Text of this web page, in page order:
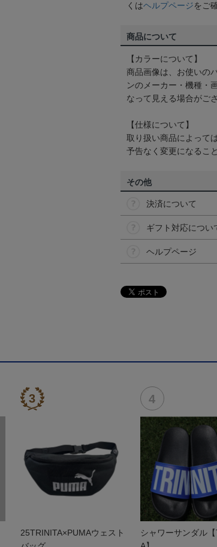
くはヘルプページをご
商品について
【カラーについて】
商品画像は、お使いの
ンのメーカー・機種・
なって見える場合がご
【仕様について】
取り扱い商品によって
予告なく変更になるこ
その他
決済について
ギフト対応につい
ヘルプページ
25TRINITA×PUMAウェスト
シャワーサンダル